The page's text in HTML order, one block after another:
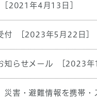
[2021年4月13日]
付 [2023年5月22日]
知らせメール [2023年
災害・避難情報を携帯